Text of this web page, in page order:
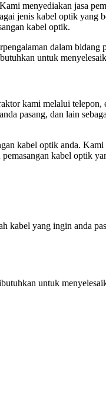
menyediakan jasa
jenis kabel optik
kabel optik.
dalam
untuk
kami melalui
pasang, dan lain
kabel optik anda.
kabel optik
yang ingin anda
untuk